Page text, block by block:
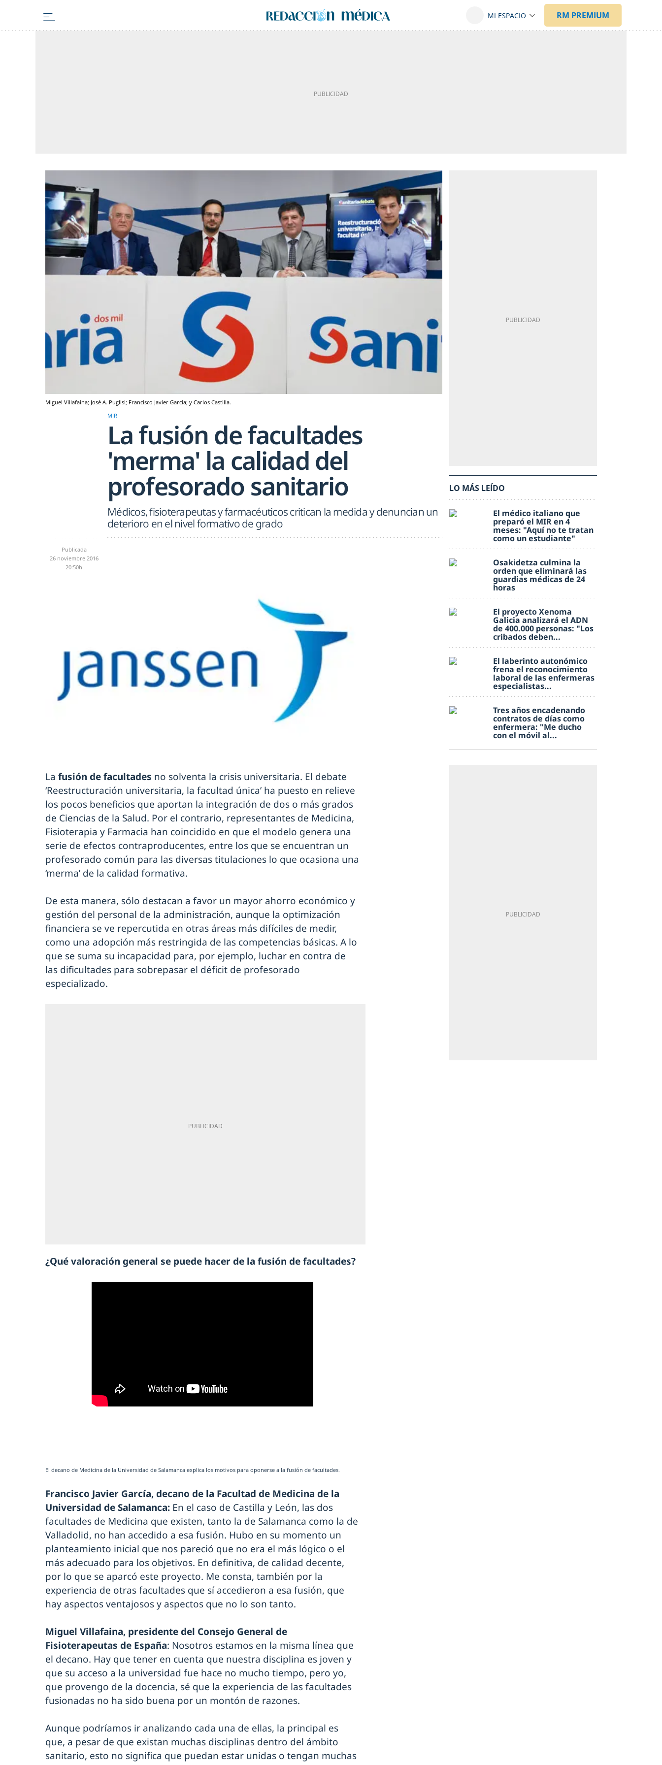
Miguel Villafaina; José A. Puglisi; Francisco Javier García; y Carlos Castilla.
MIR
La fusión de facultades
'merma' la calidad del
profesorado sanitario
Médicos, fisioterapeutas y farmacéuticos critican la medida y denuncian un
deterioro en el nivel formativo de grado
Publicada
26 noviembre 2016
20:50h
La fusión de facultades no solventa la crisis universitaria. El debate
‘Reestructuración universitaria, la facultad única’ ha puesto en relieve
los pocos beneficios que aportan la integración de dos o más grados
de Ciencias de la Salud. Por el contrario, representantes de Medicina,
Fisioterapia y Farmacia han coincidido en que el modelo genera una
serie de efectos contraproducentes, entre los que se encuentran un
profesorado común para las diversas titulaciones lo que ocasiona una
‘merma’ de la calidad formativa.
De esta manera, sólo destacan a favor un mayor ahorro económico y
gestión del personal de la administración, aunque la optimización
financiera se ve repercutida en otras áreas más difíciles de medir,
como una adopción más restringida de las competencias básicas. A lo
que se suma su incapacidad para, por ejemplo, luchar en contra de
las dificultades para sobrepasar el déficit de profesorado
especializado.
¿Qué valoración general se puede hacer de la fusión de facultades?
El decano de Medicina de la Universidad de Salamanca explica los motivos para oponerse a la fusión de facultades.
Francisco Javier García, decano de la Facultad de Medicina de la
Universidad de Salamanca: En el caso de Castilla y León, las dos
facultades de Medicina que existen, tanto la de Salamanca como la de
Valladolid, no han accedido a esa fusión. Hubo en su momento un
planteamiento inicial que nos pareció que no era el más lógico o el
más adecuado para los objetivos. En definitiva, de calidad decente,
por lo que se aparcó este proyecto. Me consta, también por la
experiencia de otras facultades que sí accedieron a esa fusión, que
hay aspectos ventajosos y aspectos que no lo son tanto.
Miguel Villafaina, presidente del Consejo General de
Fisioterapeutas de España: Nosotros estamos en la misma línea que
el decano. Hay que tener en cuenta que nuestra disciplina es joven y
que su acceso a la universidad fue hace no mucho tiempo, pero yo,
que provengo de la docencia, sé que la experiencia de las facultades
fusionadas no ha sido buena por un montón de razones.
Aunque podríamos ir analizando cada una de ellas, la principal es
que, a pesar de que existan muchas disciplinas dentro del ámbito
sanitario, esto no significa que puedan estar unidas o tengan muchas
LO MÁS LEÍDO
El médico italiano que
preparó el MIR en 4
meses: "Aquí no te tratan
como un estudiante"
Osakidetza culmina la
orden que eliminará las
guardias médicas de 24
horas
El proyecto Xenoma
Galicia analizará el ADN
de 400.000 personas: "Los
cribados deben...
El laberinto autonómico
frena el reconocimiento
laboral de las enfermeras
especialistas...
Tres años encadenando
contratos de días como
enfermera: "Me ducho
con el móvil al...